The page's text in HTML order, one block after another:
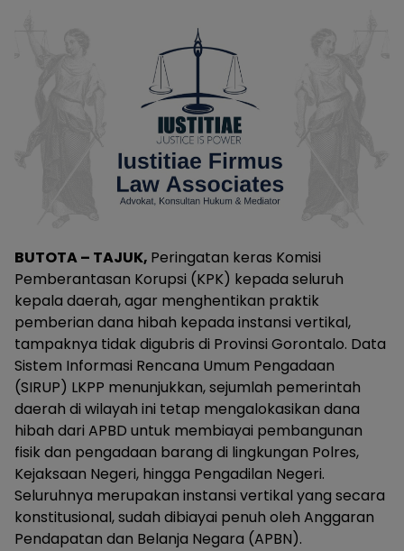
BUTOTA – TAJUK, Peringatan keras Komisi
Pemberantasan Korupsi (KPK) kepada seluruh
kepala daerah, agar menghentikan praktik
pemberian dana hibah kepada instansi vertikal,
tampaknya tidak digubris di Provinsi Gorontalo. Data
Sistem Informasi Rencana Umum Pengadaan
(SIRUP) LKPP menunjukkan, sejumlah pemerintah
daerah di wilayah ini tetap mengalokasikan dana
hibah dari APBD untuk membiayai pembangunan
fisik dan pengadaan barang di lingkungan Polres,
Kejaksaan Negeri, hingga Pengadilan Negeri.
Seluruhnya merupakan instansi vertikal yang secara
konstitusional, sudah dibiayai penuh oleh Anggaran
Pendapatan dan Belanja Negara (APBN).